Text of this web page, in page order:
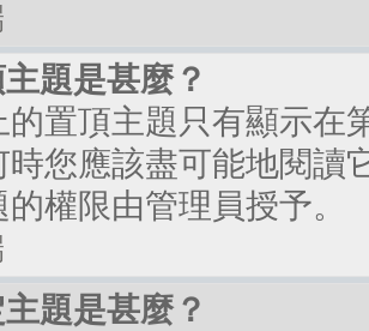
題是甚麼？
的置頂主題只有顯示在
時您應該盡可能地閱讀
權限由管理員授予。
題是甚麼？